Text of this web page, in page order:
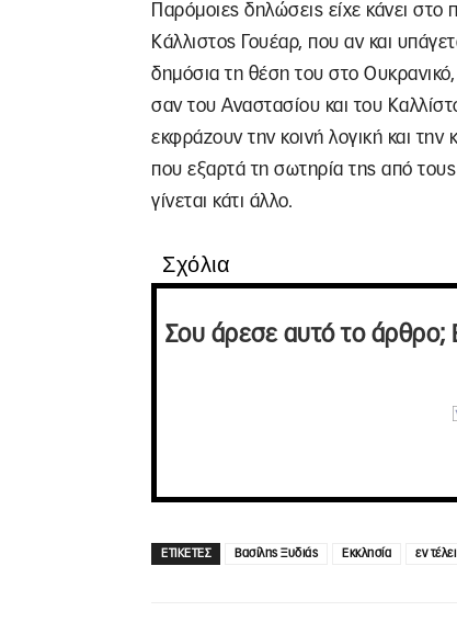
Παρόμοιες δηλώσεις είχε κάνει
Κάλλιστος Γουέαρ, που αν και
δημόσια τη θέση του στο
σαν του Αναστασίου και του
εκφράζουν την κοινή λογική και
που εξαρτά τη σωτηρία της από
γίνεται κάτι άλλο.
Σχόλια
Σου άρεσε αυτό το άρθρο;
ΕΤΙΚΕΤΕΣ Βασίλης Ξυδιάς Εκκλησία εν τέλει